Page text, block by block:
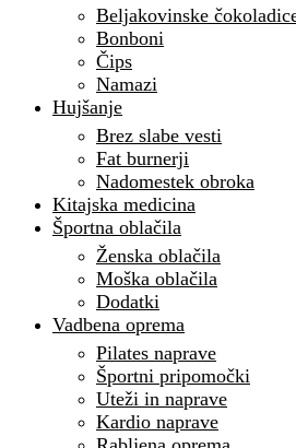
Beljakovinske
Bonboni
Čips
Namazi
Hujšanje
Brez slabe vesti
Fat burnerji
Nadomestek obroka
Kitajska medicina
Športna oblačila
Ženska oblačila
Moška oblačila
Dodatki
Vadbena oprema
Pilates naprave
Športni pripomočki
Uteži in naprave
Kardio naprave